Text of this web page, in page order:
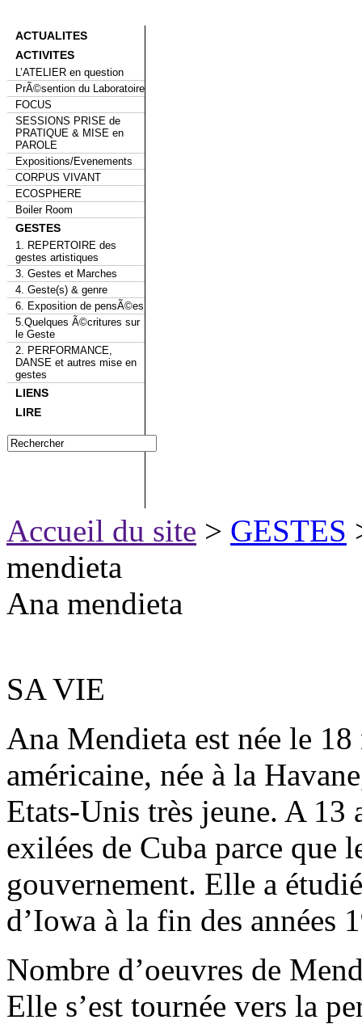
ACTUALITES
ACTIVITES
L’ATELIER en question
PrÃ©sention du Laboratoire
FOCUS
SESSIONS PRISE de
PRATIQUE & MISE en
PAROLE
Expositions/Evenements
CORPUS VIVANT
ECOSPHERE
Boiler Room
GESTES
1. REPERTOIRE des
gestes artistiques
3. Gestes et Marches
4. Geste(s) & genre
6. Exposition de pensÃ©es
5.Quelques Ã©critures sur
le Geste
2. PERFORMANCE,
DANSE et autres mise en
gestes
LIENS
LIRE
Accueil du site > GESTES
mendieta
Ana mendieta
SA VIE
Ana Mendieta est née le
américaine, née à la
Etats-Unis très jeune. A 13
exilées de Cuba parce que
gouvernement. Elle a
d’Iowa à la fin des années
Nombre d’oeuvres de
Elle s’est tournée vers la